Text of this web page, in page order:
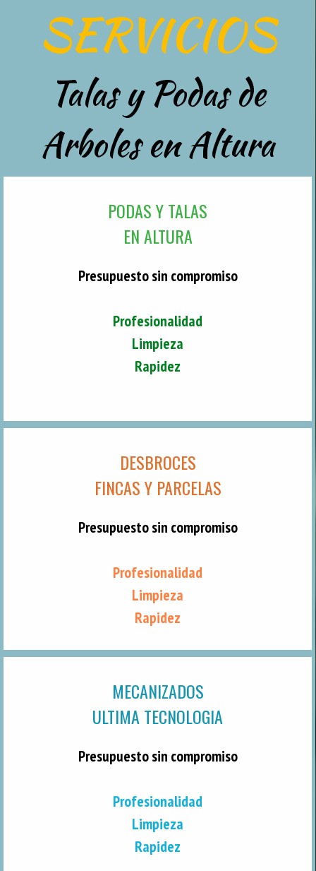
SERVICIOS
Talas y Podas de
Arboles en Altura
PODAS Y TALAS
EN ALTURA
Presupuesto sin compromiso
Profesionalidad
Limpieza
Rapidez
DESBROCES
FINCAS Y PARCELAS
Presupuesto sin compromiso
Profesionalidad
Limpieza
Rapidez
MECANIZADOS
ULTIMA TECNOLOGIA
Presupuesto sin compromiso
Profesionalidad
Limpieza
Rapidez